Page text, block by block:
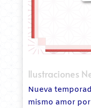
Ilustraciones
Nueva
mismo amor